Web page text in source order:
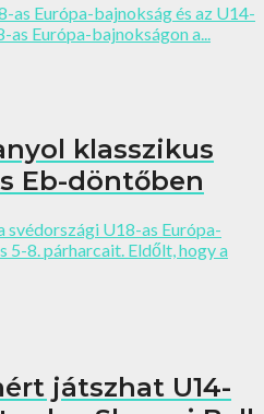
as Európa-bajnokság és az U14-
as Európa-bajnokságon a...
klasszikus
Eb-döntőben
svédországi U18-as Európa-
5-8. párharcait. Eldőlt, hogy a
játszhat U14-